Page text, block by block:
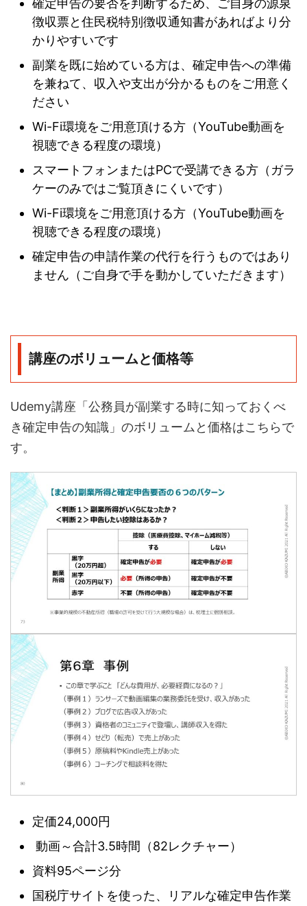
確定申告の要否を判断するため、ご自身の源泉
徴収票と住民税特別徴収通知書があればより分
かりやすいです
副業を既に始めている方は、確定申告への準備
を兼ねて、収入や支出が分かるものをご用意く
ださい
Wi-Fi環境をご用意頂ける方（YouTube動画を
視聴できる程度の環境）
スマートフォンまたはPCで受講できる方（ガラ
ケーのみではご覧頂きにくいです）
Wi-Fi環境をご用意頂ける方（YouTube動画を
視聴できる程度の環境）
確定申告の申請作業の代行を行うものではあり
ません（ご自身で手を動かしていただきます）
講座のボリュームと価格等
Udemy講座「公務員が副業する時に知っておくべ
き確定申告の知識」のボリュームと価格はこちらで
す。
定価24,000円
動画～合計3.5時間（82レクチャー）
資料95ページ分
国税庁サイトを使った、リアルな確定申告作業